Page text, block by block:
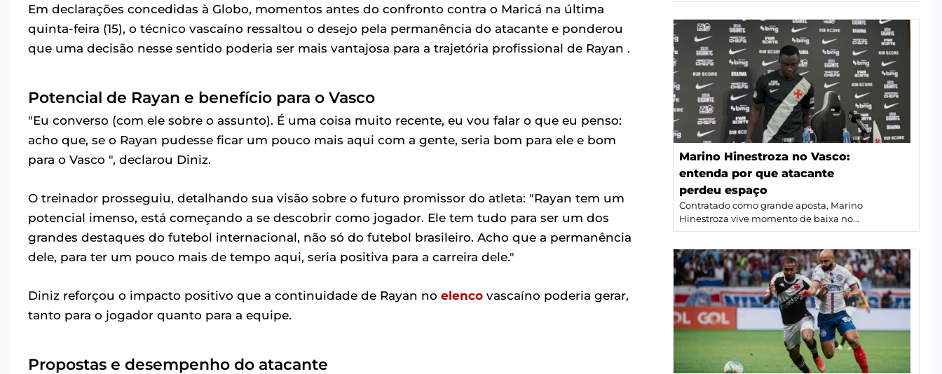
Em declarações concedidas à Globo, momentos antes do confronto contra o Maricá na última
quinta-feira (15), o técnico vascaíno ressaltou o desejo pela permanência do atacante e ponderou
que uma decisão nesse sentido poderia ser mais vantajosa para a trajetória profissional de Rayan .
Potencial de Rayan e benefício para o Vasco
"Eu converso (com ele sobre o assunto). É uma coisa muito recente, eu vou falar o que eu penso:
acho que, se o Rayan pudesse ficar um pouco mais aqui com a gente, seria bom para ele e bom
para o Vasco ", declarou Diniz.
O treinador prosseguiu, detalhando sua visão sobre o futuro promissor do atleta: "Rayan tem um
potencial imenso, está começando a se descobrir como jogador. Ele tem tudo para ser um dos
grandes destaques do futebol internacional, não só do futebol brasileiro. Acho que a permanência
dele, para ter um pouco mais de tempo aqui, seria positiva para a carreira dele."
Diniz reforçou o impacto positivo que a continuidade de Rayan no elenco vascaíno poderia gerar,
tanto para o jogador quanto para a equipe.
Propostas e desempenho do atacante
Marino Hinestroza no Vasco:
entenda por que atacante
perdeu espaço
Contratado como grande aposta, Marino
Hinestroza vive momento de baixa no...